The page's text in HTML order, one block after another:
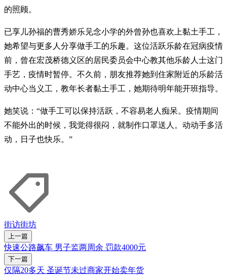
的照顾。
已享儿孙福的曹秀娇乐见念小学的外曾孙也喜欢上黏土手工，
她希望与更多人分享做手工的乐趣。这位活跃乐龄在冠病疫情
前，曾在宏茂桥德义区的居民委员会中心教其他乐龄人士这门
手艺，疫情时暂停。不久前，朋友推荐她到住家附近的乐龄活
动中心当义工，教年长者黏土手工，她期待明年能开班指导。
她笑说：“做手工可以保持活跃，不容易老人痴呆。疫情期间
不能外出的时候，我觉得很闷，就制作口罩送人。动动手多活
动，日子也快乐。”
街访街坊
上一篇
快速公路飙车 男子监两周余 罚款4000元
下一篇
仅隔20多天 圣诞节未过商家开始卖年货